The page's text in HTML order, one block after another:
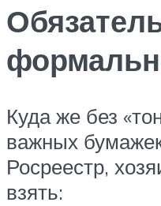
Куда же без
важных
Росреестр,
взять: